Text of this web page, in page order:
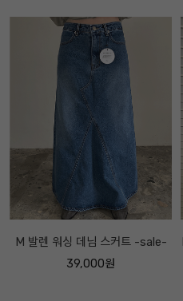
M 발렌 워싱 데님 스커트 -sale-
39,000원